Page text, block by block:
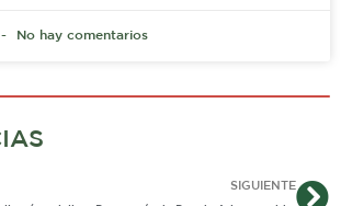
No hay comentarios
SIGUIENTE